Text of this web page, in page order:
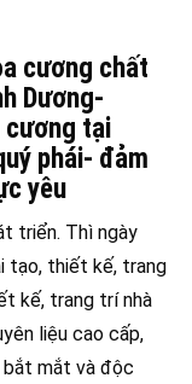
cương chất
Dương-
cương tại
phái- đảm
yêu
triển. Thì ngày
tạo, thiết kế, trang
kế, trang trí nhà
liệu cao cấp,
bắt mắt và độc